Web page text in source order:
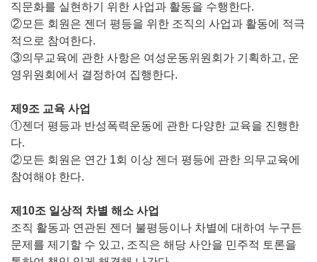
직문화를 실현하기 위한 사업과 활동을 수행한다.
②모든 회원은 젠더 평등을 위한 조직의 사업과 활동에 적극
적으로 참여한다.
③의무교육에 관한 사항은 여성운동위원회가 기획하고, 운
영위원회에서 결정하여 집행한다.
제9조 교육 사업
①젠더 평등과 반성폭력운동에 관한 다양한 교육을 진행한
다.
②모든 회원은 연간 1회 이상 젠더 평등에 관한 의무교육에
참여해야 한다.
제10조 일상적 차별 해소 사업
조직 활동과 연관된 젠더 불평등이나 차별에 대하여 누구든
문제를 제기할 수 있고, 조직은 해당 사안을 민주적 토론을